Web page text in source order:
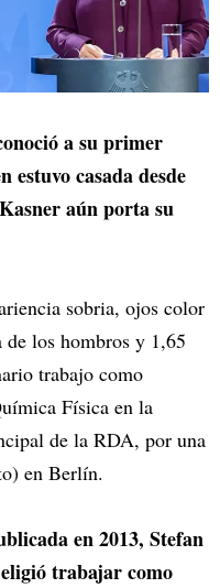
a su primer
estuvo casada desde
aún porta su
sobria, ojos color
los hombros y 1,65
trabajo como
Física en la
de la RDA, por una
en Berlín.
en 2013, Stefan
trabajar como